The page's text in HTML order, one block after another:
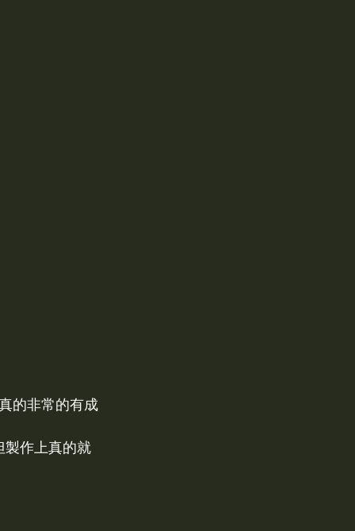
的非常的有成
製作上真的就